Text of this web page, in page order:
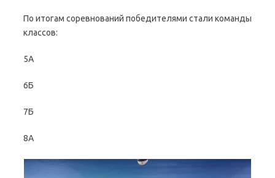
По итогам соревнований победителями стали команды
классов:
5А
6Б
7Б
8А